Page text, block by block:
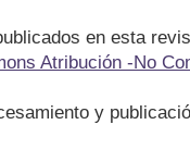
en esta
Atribución -No
y